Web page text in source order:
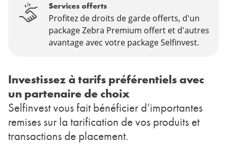
Services offerts
Profitez de droits de garde offerts, d'un
package Zebra Premium offert et d'autres
avantage avec votre package Selfinvest.
Investissez à tarifs préférentiels avec
un partenaire de choix
Selfinvest vous fait bénéficier d’importantes
remises sur la tarification de vos produits et
transactions de placement.